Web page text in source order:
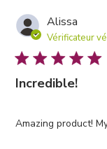
Alissa
Vérificateur
Incredible!
Amazing product!